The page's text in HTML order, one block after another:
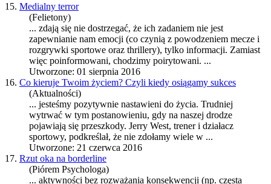
15. Medialny terror
(Felietony)
... zdają się nie dostrzegać, że ich zadaniem nie jest
zapewnianie nam emocji (co czynią z powodzeniem mecze i
rozgrywki sportowe oraz thrillery), tylko informacji. Zamiast
więc poinformowani, chodzimy poirytowani. ...
Utworzone: 01 sierpnia 2016
16. Co kieruje Twoim życiem? Czyli kiedy osiągamy sukces
(Aktualności)
... jesteśmy pozytywnie nastawieni do życia. Trudniej
wytrwać w tym postanowieniu, gdy na naszej drodze
pojawiają się przeszkody. Jerry West, trener i działacz
sportowy, podkreślał, że nie zdołamy wiele w ...
Utworzone: 21 czerwca 2016
17. Rzut oka na borderline
(Piórem Psychologa)
... aktywności bez rozważania konsekwencji (np. częsta